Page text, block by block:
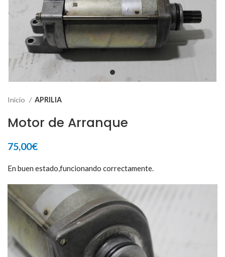
Inicio APRILIA
Motor de Arranque
75,00€
En buen estado,funcionando correctamente.